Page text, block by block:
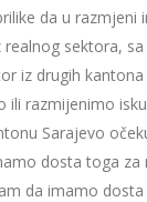
da u razmjeni
realnog sektora,
iz drugih
ili razmijenimo
Sarajevo
dosta toga za
da imamo